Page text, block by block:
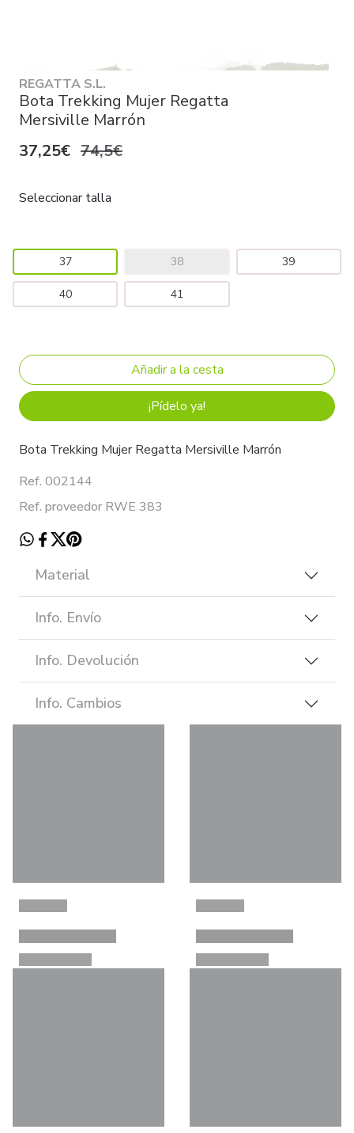
REGATTA S.L.
Bota Trekking Mujer Regatta
Mersiville Marrón
37,25€ 74,5€
Seleccionar talla
37 38 39
40 41
¡Pídelo ya!
Bota Trekking Mujer Regatta Mersiville Marrón
Ref. 002144
Ref. proveedor RWE 383
Material
Info. Envío
Info. Devolución
Info. Cambios